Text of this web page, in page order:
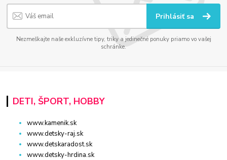
Prihlásiť sa
Nezmeškajte naše exkluzívne tipy, triky a jedinečné ponuky priamo vo vašej
schránke.
DETI, ŠPORT, HOBBY
www.kamenik.sk
www.detsky-raj.sk
www.detskaradost.sk
www.detsky-hrdina.sk